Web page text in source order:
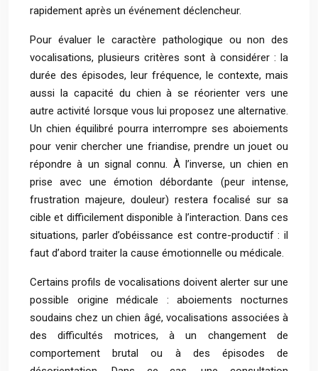
rapidement après un événement déclencheur.
Pour évaluer le caractère pathologique ou non des
vocalisations, plusieurs critères sont à considérer : la
durée des épisodes, leur fréquence, le contexte, mais
aussi la capacité du chien à se réorienter vers une
autre activité lorsque vous lui proposez une alternative.
Un chien équilibré pourra interrompre ses aboiements
pour venir chercher une friandise, prendre un jouet ou
répondre à un signal connu. À l’inverse, un chien en
prise avec une émotion débordante (peur intense,
frustration majeure, douleur) restera focalisé sur sa
cible et difficilement disponible à l’interaction. Dans ces
situations, parler d’obéissance est contre-productif : il
faut d’abord traiter la cause émotionnelle ou médicale.
Certains profils de vocalisations doivent alerter sur une
possible origine médicale : aboiements nocturnes
soudains chez un chien âgé, vocalisations associées à
des difficultés motrices, à un changement de
comportement brutal ou à des épisodes de